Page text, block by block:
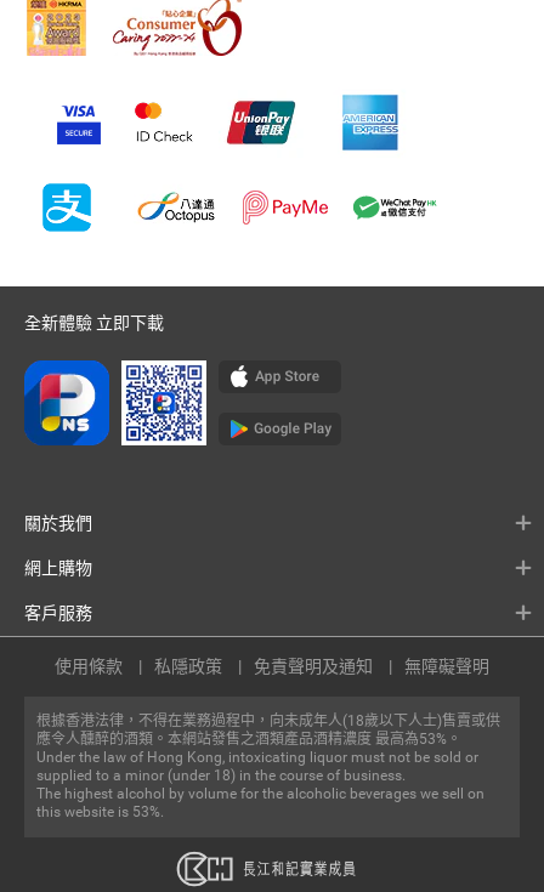
全新體驗 立即下載
關於我們
網上購物
客戶服務
根據香港法律，不得在業務過程中，向未成年人(18歲以下人士)售賣或供
應令人醺醉的酒類。本網站發售之酒類產品酒精濃度 最高為53%。
Under the law of Hong Kong, intoxicating liquor must not be sold or
supplied to a minor (under 18) in the course of business.
The highest alcohol by volume for the alcoholic beverages we sell on
this website is 53%.
使用條款 私隱政策 免責聲明及通知 無障礙聲明